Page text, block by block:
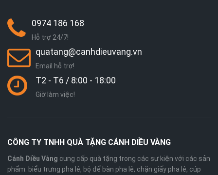
0974 186 168
Hỗ trợ 24/7!
quatang@canhdieuvang.vn
Email hỗ trợ!
T2 - T6 / 8:00 - 18:00
Giờ làm việc!
CÔNG TY TNHH QUÀ TẶNG CÁNH DIỀU VÀNG
Cánh Diều Vàng cung cấp quà tặng trong các sự kiện với các sản
phẩm: biểu trưng pha lê, bộ để bàn pha lê, chặn giấy pha lê, cúp